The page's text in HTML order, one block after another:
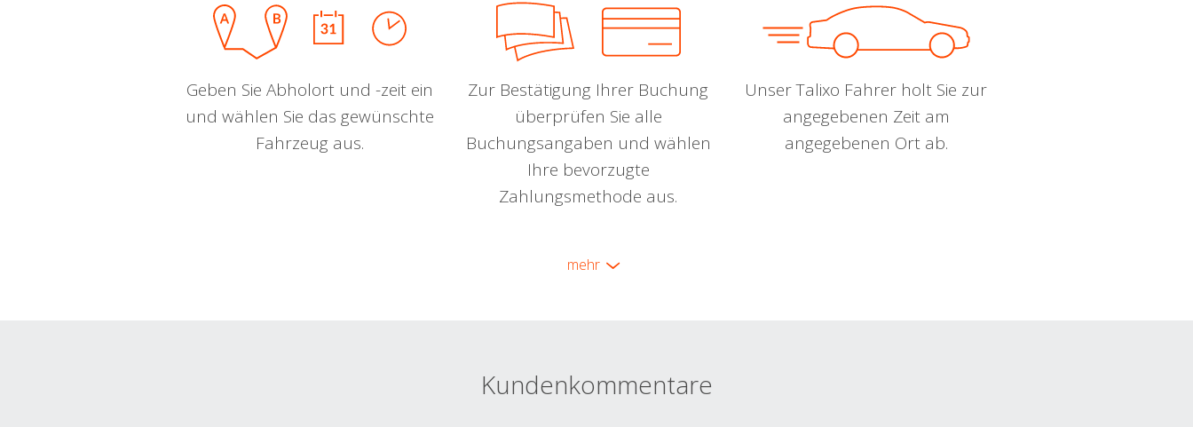
Geben Sie Abholort und -zeit ein
und wählen Sie das gewünschte
Fahrzeug aus.
Zur Bestätigung Ihrer Buchung
überprüfen Sie alle
Buchungsangaben und wählen
Ihre bevorzugte
Zahlungsmethode aus.
Unser Talixo Fahrer holt Sie zur
angegebenen Zeit am
angegebenen Ort ab.
mehr
Kundenkommentare